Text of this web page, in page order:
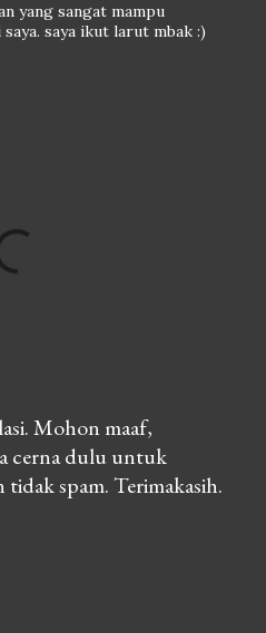
yang sangat mampu
saya ikut larut mbak :)
Mohon maaf,
cerna dulu untuk
spam. Terimakasih.